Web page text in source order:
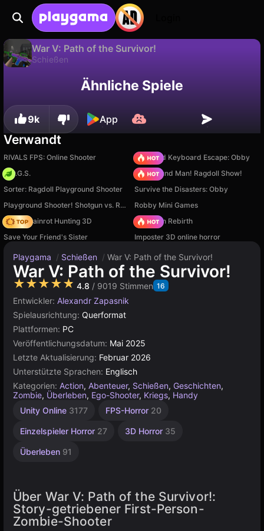
War V: Path of the Survivor!
Schießen
Ähnliche Spiele
9k App
Verwandt
RIVALS FPS: Online Shooter
+1 Speed Keyboard Escape: Obby
H.O.G.S.
Playground Man! Ragdoll Show!
Sorter: Ragdoll Playground Shooter
Survive the Disasters: Obby
Playground Shooter! Shotgun vs. Ragdolls!
Robby Mini Games
Italian Brainrot Hunting 3D
Stickman Rebirth
Save Your Friend's Sister
Imposter 3D online horror
Playgama / Schießen / War V: Path of the Survivor!
War V: Path of the Survivor!
★★★★★ 4.8 / 9019 Stimmen 16
Entwickler: Alexandr Zapasnik
Spielausrichtung: Querformat
Plattformen: PC
Veröffentlichungsdatum: Mai 2025
Letzte Aktualisierung: Februar 2026
Unterstützte Sprachen: Englisch
Kategorien: Action, Abenteuer, Schießen, Geschichten,
Zombie, Überleben, Ego-Shooter, Kriegs, Handy
Unity Online 3177 FPS-Horror 20
Einzelspieler Horror 27 3D Horror 35
Überleben 91
Über War V: Path of the Survivor!:
Story-getriebener First-Person-
Zombie-Shooter